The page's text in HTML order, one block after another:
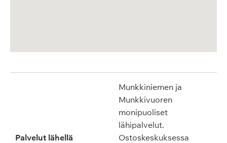
Palvelut lähellä
Munkkiniemen ja
Munkkivuoren
monipuoliset
lähipalvelut.
Ostoskeskuksessa